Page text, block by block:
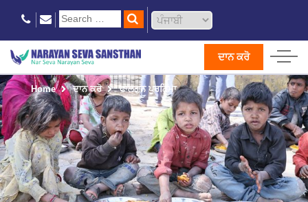
ਦਾਨ ਕਰੋ
Home ਦਾਨ ਕਰੋ ਫਾਲਗੁਨ ਪੂਰਨਿਮਾ